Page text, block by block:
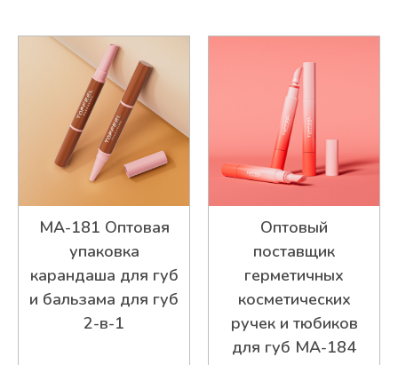
MA-181 Оптовая
упаковка
карандаша для губ
и бальзама для губ
2-в-1
Оптовый
поставщик
герметичных
косметических
ручек и тюбиков
для губ MA-184